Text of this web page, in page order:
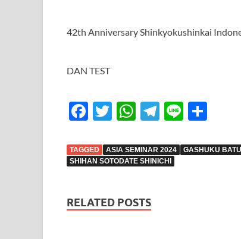
42th Anniversary Shinkyokushinkai
DAN TEST
F
e
b
o
T
itt
er
W
at
s
p
T
e
gr
Li
e ar
TAGGED ASIA SEMINAR 2024 GASHUKU
SHIHAN SOTODATE SHINICHI
RELATED POSTS